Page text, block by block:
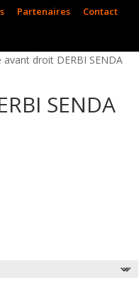
Partenaires Contact
avant droit DERBI SENDA
SENDA